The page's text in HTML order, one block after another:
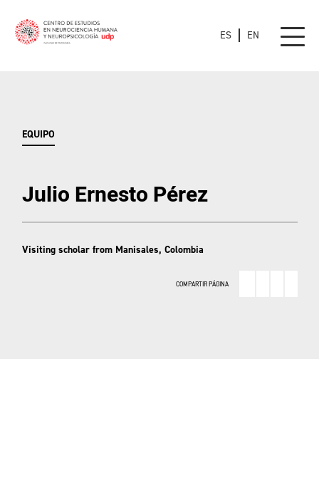
ES EN
EQUIPO
Julio Ernesto Pérez
Visiting scholar from Manisales, Colombia
COMPARTIR PÁGINA